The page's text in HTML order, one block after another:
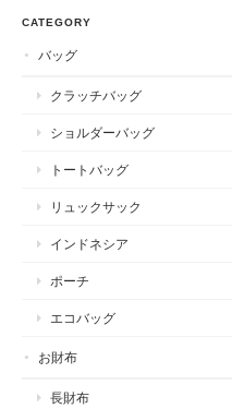
CATEGORY
バッグ
クラッチバッグ
ショルダーバッグ
トートバッグ
リュックサック
インドネシア
ポーチ
エコバッグ
お財布
長財布